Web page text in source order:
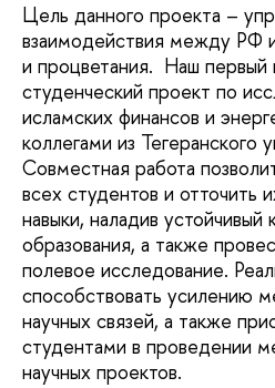
Цель данного проекта –
взаимодействия между РФ
и процветания. Наш
студенческий проект по
исламских финансов и
коллегами из Тегеранского
Совместная работа
всех студентов и отточить
навыки, наладив устойчивый
образования, а также
полевое исследование.
способствовать усилению
научных связей, а также
студентами в проведении
научных проектов.